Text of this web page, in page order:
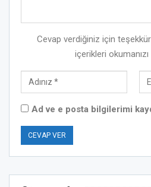
Cevap verdiğiniz için
içerikleri
Ad ve e posta bilgilerimi